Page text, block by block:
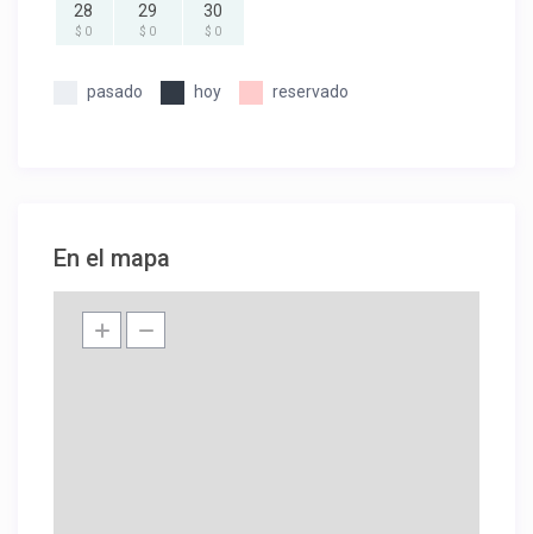
28
$ 0
29
$ 0
30
$ 0
pasado hoy reservado
En el mapa